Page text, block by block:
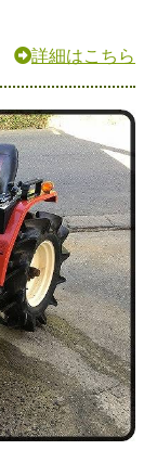
詳細はこちら